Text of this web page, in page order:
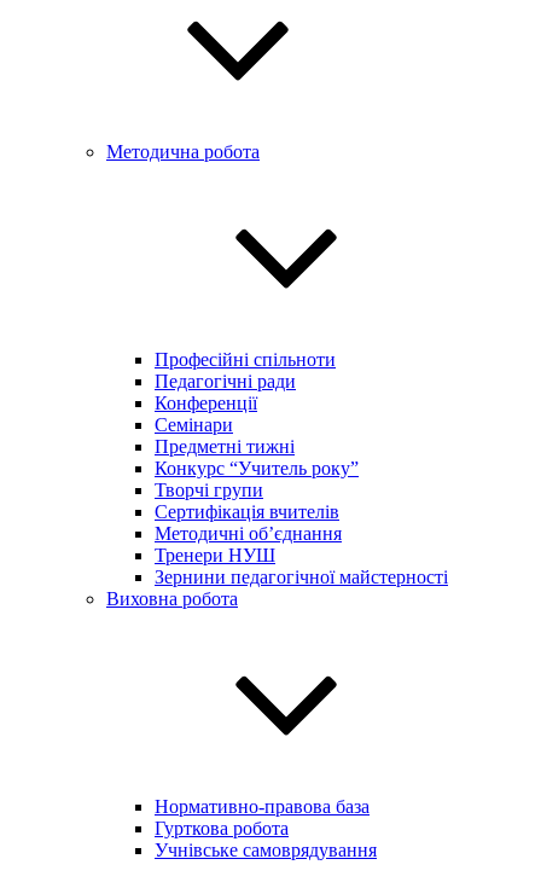
Методична робота
Професійні спільноти
Педагогічні ради
Конференції
Семінари
Предметні тижні
Конкурс “Учитель року”
Творчі групи
Сертифікація вчителів
Методичні об’єднання
Тренери НУШ
Зернини педагогічної майстерності
Виховна робота
Нормативно-правова база
Гурткова робота
Учнівське самоврядування